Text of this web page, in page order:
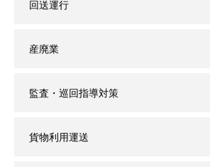
回送運行
産廃業
監査・巡回指導対策
貨物利用運送